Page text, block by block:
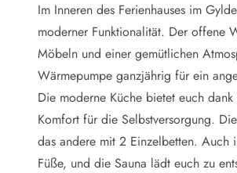
Reiseführer Dänemark
Tipps für Urlaub in Dänemark
Wetter in Dänemark
Saisonzeiten
Badesicherheit im Meer
Naturschutz
Webcam Dänemark
Ferienhauskatalog
Fotowettbewerb
Im Inneren des Ferienhauses im
moderner Funktionalität. Der offene
Möbeln und einer gemütlichen
Wärmepumpe ganzjährig für ein
Die moderne Küche bietet euch
Komfort für die Selbstversorgung.
das andere mit 2 Einzelbetten.
Füße, und die Sauna lädt euch zu